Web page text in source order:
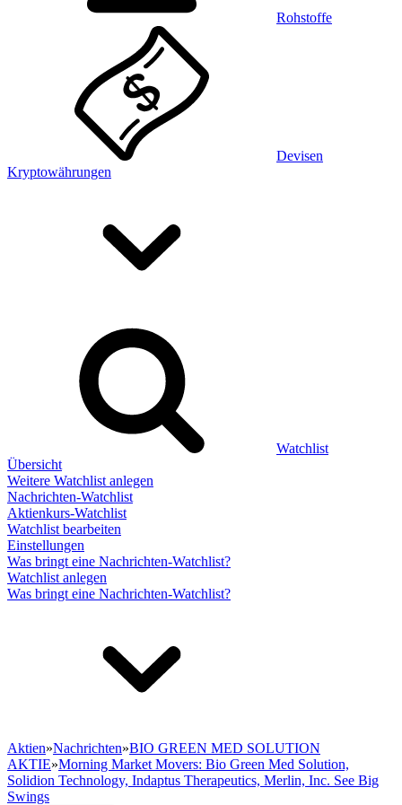
Rohstoffe
Devisen
Kryptowährungen
Watchlist
Übersicht
Weitere Watchlist anlegen
Nachrichten-Watchlist
Aktienkurs-Watchlist
Watchlist bearbeiten
Einstellungen
Was bringt eine Nachrichten-Watchlist?
Watchlist anlegen
Was bringt eine Nachrichten-Watchlist?
Aktien»Nachrichten»BIO GREEN MED SOLUTION
AKTIE»Morning Market Movers: Bio Green Med Solution,
Solidion Technology, Indaptus Therapeutics, Merlin, Inc. See Big
Swings